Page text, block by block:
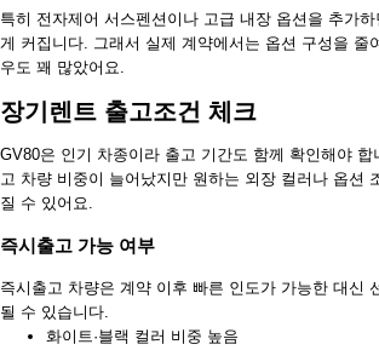
특히 전자제어 서스펜션이나 고급 내장 옵션을 추가
게 커집니다. 그래서 실제 계약에서는 옵션 구성을 줄
우도 꽤 많았어요.
장기렌트 출고조건 체크
GV80은 인기 차종이라 출고 기간도 함께 확인해야 합
고 차량 비중이 늘어났지만 원하는 외장 컬러나 옵션
질 수 있어요.
즉시출고 가능 여부
즉시출고 차량은 계약 이후 빠른 인도가 가능한 대신
될 수 있습니다.
화이트·블랙 컬러 비중 높음